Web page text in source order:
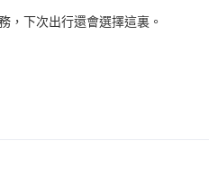
，下次出行還會選擇這裏。